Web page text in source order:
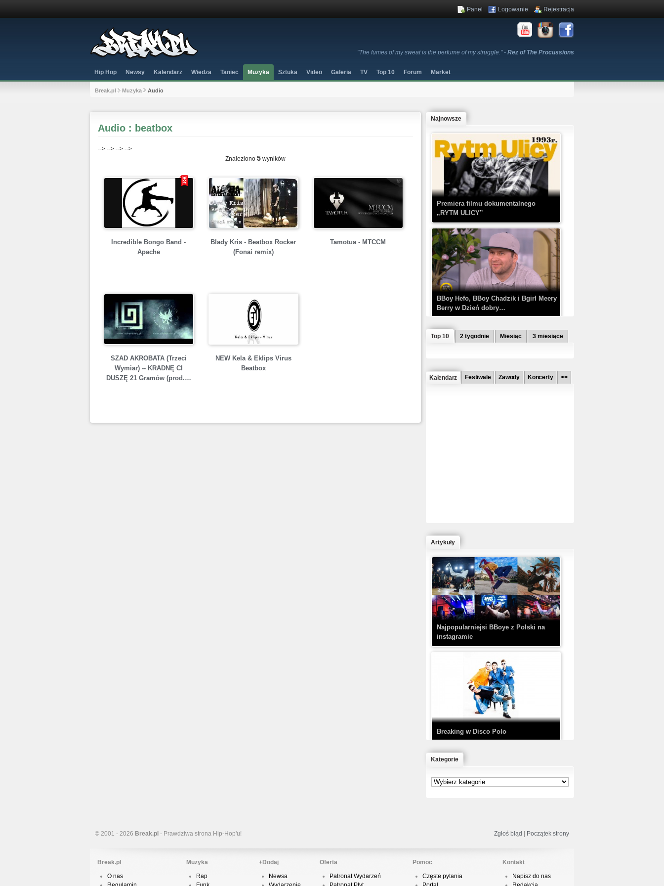
"The fumes of my sweat is the perfume of my struggle." - Rez of The Procussions
Panel Logowanie Rejestracja
Hip Hop Newsy Kalendarz Wiedza Taniec Muzyka Sztuka Video Galeria TV Top 10 Forum Market
Break.pl Muzyka Audio
Audio : beatbox
--> --> --> -->
Znaleziono 5 wyników
Incredible Bongo Band -
Apache
Blady Kris - Beatbox Rocker
(Fonai remix)
Tamotua - MTCCM
SZAD AKROBATA (Trzeci
Wymiar) -- KRADNĘ CI
DUSZĘ 21 Gramów (prod.…
NEW Kela & Eklips Virus
Beatbox
Najnowsze
Premiera filmu dokumentalnego
„RYTM ULICY”
BBoy Hefo, BBoy Chadzik i Bgirl Meery
Berry w Dzień dobry…
Kaczorex w najnowszym klipie: HRYPA
– Kobieta z walizką
TEDE & SIR MICH - KICKDOWN /
DISCO NOIR
Prod. Chubeats, Scratch:…
KrisBo - Cienie
Top 10 2 tygodnie Miesiąc 3 miesiące
Kalendarz Festiwale Zawody Koncerty >>
Artykuły
Najpopularniejsi BBoye z Polski na
instagramie
Breaking w Disco Polo
Kategorie
© 2001 - 2026 Break.pl - Prawdziwa strona Hip-Hop'u! Zgłoś błąd | Początek strony
Break.pl
O nas
Muzyka
Rap
+Dodaj
Newsa
Oferta
Patronat Wydarzeń
Pomoc
Częste pytania
Kontakt
Napisz do nas